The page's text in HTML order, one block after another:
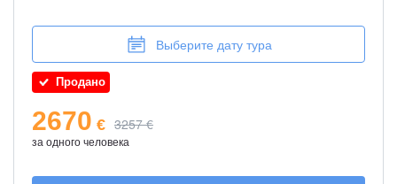
Выберите дату тура
Продано
2670 € 3257 €
за одного человека